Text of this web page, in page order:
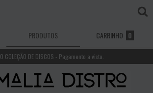
PRODUTOS CARRINHO 0
COLEÇÃO DE DISCOS - Pagamento a vista.